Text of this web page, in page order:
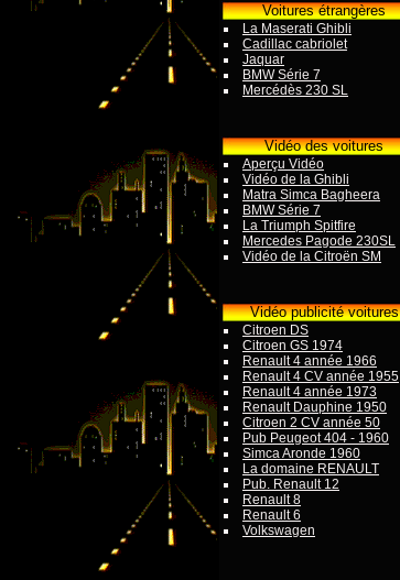
Voitures étrangères
La Maserati Ghibli
Cadillac cabriolet
Jaquar
BMW Série 7
Mercédès 230 SL
Vidéo des voitures
Aperçu Vidéo
Vidéo de la Ghibli
Matra Simca Bagheera
BMW Série 7
La Triumph Spitfire
Mercedes Pagode 230SL
Vidéo de la Citroën SM
Vidéo publicité voitures
Citroen DS
Citroen GS 1974
Renault 4 année 1966
Renault 4 CV année 1955
Renault 4 année 1973
Renault Dauphine 1950
Citroen 2 CV année 50
Pub Peugeot 404 - 1960
Simca Aronde 1960
La domaine RENAULT
Pub. Renault 12
Renault 8
Renault 6
Volkswagen